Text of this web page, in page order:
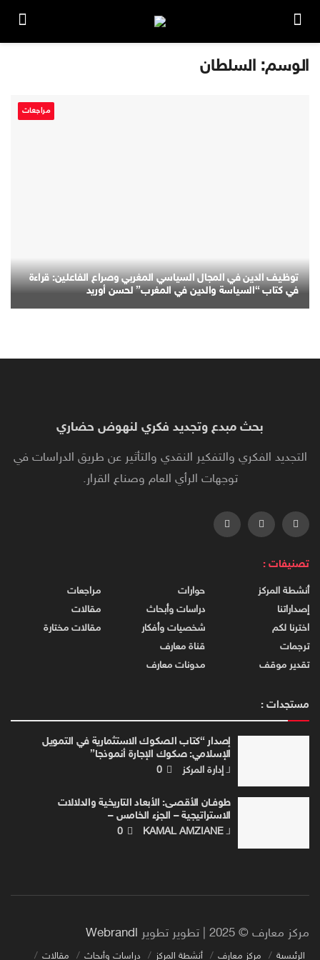
الوسم: السلطان
مراجعات
توظيف الدين في المجال السياسي المغربي وصراع الفاعلين: قراءة
في كتاب “السياسة والدين في المغرب” لحسن أوريد
بحث مبدع وتجديد فكري لنهوض حضاري
التجديد الفكري والتفكير النقدي والتأثير عن طريق الدراسات في
توجهات الرأي العام وصناع القرار.
تصنيفات :
أنشطة المركز
إصداراتنا
اخترنا لكم
ترجمات
تقدير موقف
حوارات
دراسات وأبحاث
شخصيات وأفكار
قناة معارف
مدونات معارف
مراجعات
مقالات
مقالات مختارة
مستجدات :
إصدار “كتاب الصكوك الاستثمارية في التمويل
الإسلامي: صكوك الإجارة أنموذجا”
لـ إدارة المركز
طوفـان الأقصـى: الأبعاد التاريخية والدلالات
الاستراتيجية – الجزء الخامس –
لـ KAMAL AMZIANE
مركز معارف © 2025 | تطوير تطوير Webrandl
الرئيسية مركز معارف أنشطة المركز دراسات وأبحاث مقالات